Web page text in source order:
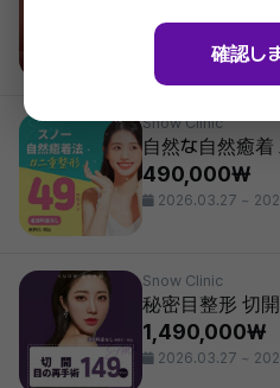
2026.03.27 ~
Snow Clinic
自然な自然癒着
490,000₩
2026.03.27 ~
Snow Clinic
秘密目整形 切
1,490,000₩
2026.03.27 ~
確認し